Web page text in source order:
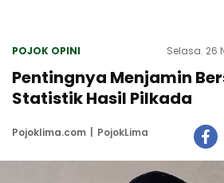
POJOK OPINI Selasa. 26
Pentingnya Menjamin
Statistik Hasil Pilkada
Pojoklima.com PojokLima